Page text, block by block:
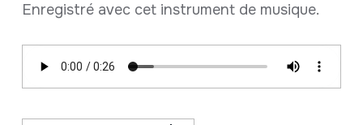
Enregistré avec cet instrument de musique.